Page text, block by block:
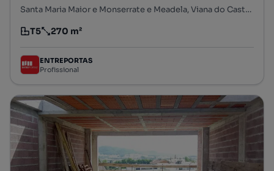
Santa Maria Maior e Monserrate e Meadela, Viana do Castelo, Viana do Castelo
Tipologia
T5
Preço por metro quadrado
270 m²
ENTREPORTAS
Profissional